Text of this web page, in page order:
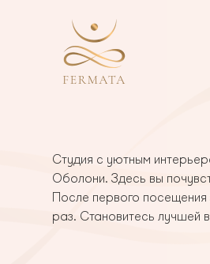
Cтудия с уютным
Оболони. Здесь вы
После первого
раз. Становитесь лучшей